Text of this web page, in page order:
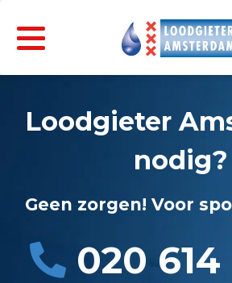
Loodgieter
nodig?
Geen zorgen! Voor
020 614